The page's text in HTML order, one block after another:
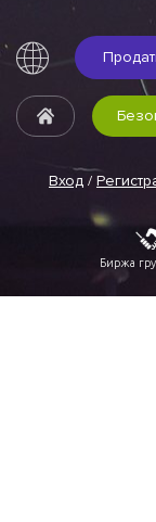
Вход /
Биржа